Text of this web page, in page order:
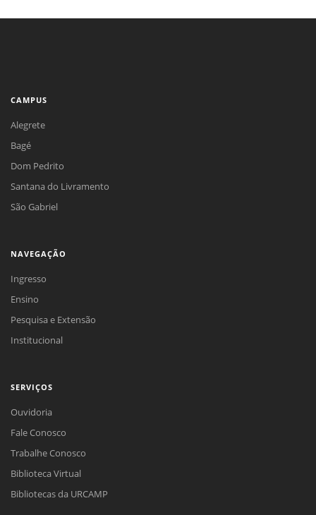
CAMPUS
Alegrete
Bagé
Dom Pedrito
Santana do Livramento
São Gabriel
NAVEGAÇÃO
Ingresso
Ensino
Pesquisa e Extensão
Institucional
SERVIÇOS
Ouvidoria
Fale Conosco
Trabalhe Conosco
Biblioteca Virtual
Bibliotecas da URCAMP